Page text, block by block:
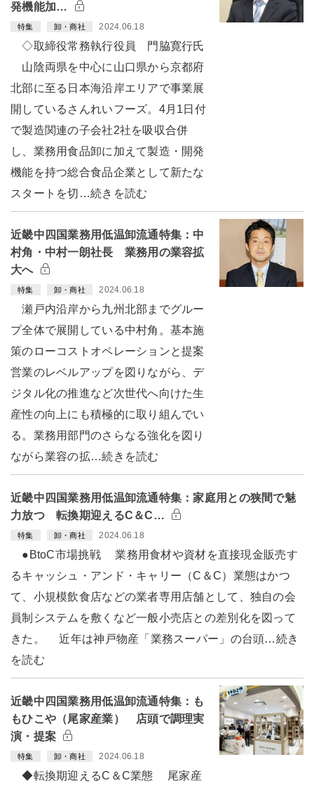
発機能加…
特集 卸・商社 2024.06.18
◇取締役常務執行役員 門脇寛行氏
山陰両県を中心に山口県から京都府
北部に至る日本海沿岸エリアで事業展
開しているさんれいフーズ。4月1日付
で製造関連の子会社2社を吸収合併
し、業務用食品卸に加えて製造・開発
機能を持つ総合食品企業として新たな
スタートを切…続きを読む
近畿中四国業務用低温卸流通特集：中
村角・中村一朗社長 業務用の業容拡
大へ
特集 卸・商社 2024.06.18
瀬戸内沿岸から九州北部までグルー
プ全体で展開している中村角。基本施
策のローコストオペレーションと提案
営業のレベルアップを図りながら、デ
ジタル化の推進など次世代へ向けた生
産性の向上にも積極的に取り組んでい
る。業務用部門のさらなる強化を図り
ながら業容の拡…続きを読む
近畿中四国業務用低温卸流通特集：家庭用との狭間で魅
力放つ 転換期迎えるC＆C…
特集 卸・商社 2024.06.18
●BtoC市場挑戦 業務用食材や資材を直接現金販売す
るキャッシュ・アンド・キャリー（C＆C）業態はかつ
て、小規模飲食店などの業者専用店舗として、独自の会
員制システムを敷くなど一般小売店との差別化を図って
きた。 近年は神戸物産「業務スーパー」の台頭…続き
を読む
近畿中四国業務用低温卸流通特集：も
もひこや（尾家産業） 店頭で調理実
演・提案
特集 卸・商社 2024.06.18
◆転換期迎えるC＆C業態 尾家産